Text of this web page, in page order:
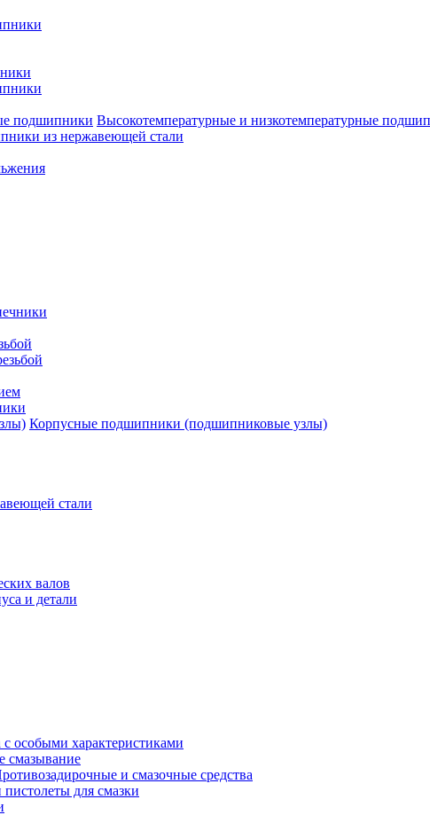
Высокотемпературные и низкотемпературные
из нержавеющей стали
Корпусные подшипники (подшипниковые узлы)
стали
валов
и детали
с особыми характеристиками
смазывание
и смазочные средства
для смазки